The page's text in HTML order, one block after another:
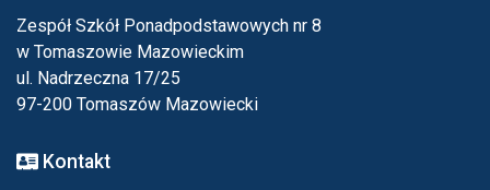
Zespół Szkół Ponadpodstawowych nr 8
w Tomaszowie Mazowieckim
ul. Nadrzeczna 17/25
97-200 Tomaszów Mazowiecki
Kontakt